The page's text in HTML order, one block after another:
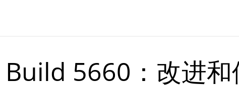
5660：改进和